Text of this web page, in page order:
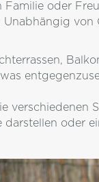
Familie oder
von
verschiedenen
oder